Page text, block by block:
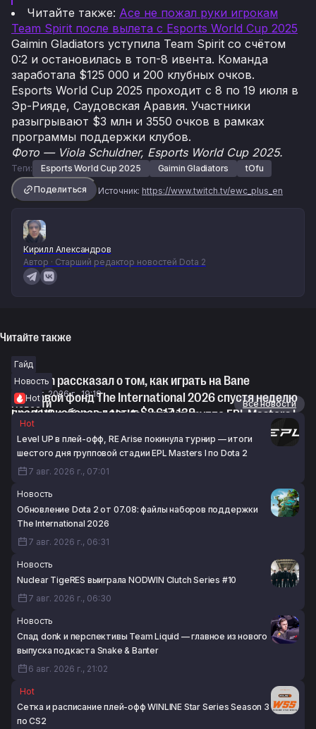
Читайте также: Ace не пожал руки игрокам
Team Spirit после вылета с Esports World Cup 2025
Gaimin Gladiators уступила Team Spirit со счётом
0:2 и остановилась в топ-8 ивента. Команда
заработала $125 000 и 200 клубных очков.
Esports World Cup 2025 проходит с 8 по 19 июля в
Эр-Рияде, Саудовская Аравия. Участники
разыгрывают $3 млн и 3550 очков в рамках
программы поддержки клубов.
Фото — Viola Schuldner, Esports World Cup 2025.
Теги: Esports World Cup 2025 Gaimin Gladiators
tOfu
Поделиться
Источник: https://www.twitch.tv/ewc_plus_en
Кирилл Александров
Автор · Старший редактор новостей Dota 2
Читайте также
Гайд
Fishman рассказал о том, как играть на Bane
6 авг. 2026 г., 19:18
Новость
Призовой фонд The International 2026 спустя неделю
продаж наборов достиг $2 617 138
6 авг. 2026 г., 18:48
Hot
Level UP победила No Hoodwink в группе EPL Masters I
по Dota 2
6 авг. 2026 г., 18:44
Новости
Все новости
Hot
Level UP в плей-офф, RE Arise покинула турнир — итоги
шестого дня групповой стадии EPL Masters I по Dota 2
7 авг. 2026 г., 07:01
Новость
Обновление Dota 2 от 07.08: файлы наборов поддержки
The International 2026
7 авг. 2026 г., 06:31
Новость
Nuclear TigeRES выиграла NODWIN Clutch Series #10
7 авг. 2026 г., 06:30
Новость
Спад donk и перспективы Team Liquid — главное из нового
выпуска подкаста Snake & Banter
6 авг. 2026 г., 21:02
Hot
Сетка и расписание плей-офф WINLINE Star Series Season 3
по CS2